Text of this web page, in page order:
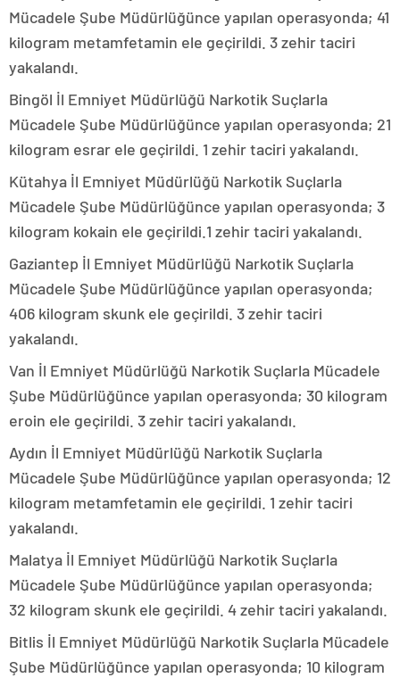
Mücadele Şube Müdürlüğünce yapılan operasyonda; 41
kilogram metamfetamin ele geçirildi. 3 zehir taciri
yakalandı.
Bingöl İl Emniyet Müdürlüğü Narkotik Suçlarla
Mücadele Şube Müdürlüğünce yapılan operasyonda; 21
kilogram esrar ele geçirildi. 1 zehir taciri yakalandı.
Kütahya İl Emniyet Müdürlüğü Narkotik Suçlarla
Mücadele Şube Müdürlüğünce yapılan operasyonda; 3
kilogram kokain ele geçirildi.1 zehir taciri yakalandı.
Gaziantep İl Emniyet Müdürlüğü Narkotik Suçlarla
Mücadele Şube Müdürlüğünce yapılan operasyonda;
406 kilogram skunk ele geçirildi. 3 zehir taciri
yakalandı.
Van İl Emniyet Müdürlüğü Narkotik Suçlarla Mücadele
Şube Müdürlüğünce yapılan operasyonda; 30 kilogram
eroin ele geçirildi. 3 zehir taciri yakalandı.
Aydın İl Emniyet Müdürlüğü Narkotik Suçlarla
Mücadele Şube Müdürlüğünce yapılan operasyonda; 12
kilogram metamfetamin ele geçirildi. 1 zehir taciri
yakalandı.
Malatya İl Emniyet Müdürlüğü Narkotik Suçlarla
Mücadele Şube Müdürlüğünce yapılan operasyonda;
32 kilogram skunk ele geçirildi. 4 zehir taciri yakalandı.
Bitlis İl Emniyet Müdürlüğü Narkotik Suçlarla Mücadele
Şube Müdürlüğünce yapılan operasyonda; 10 kilogram